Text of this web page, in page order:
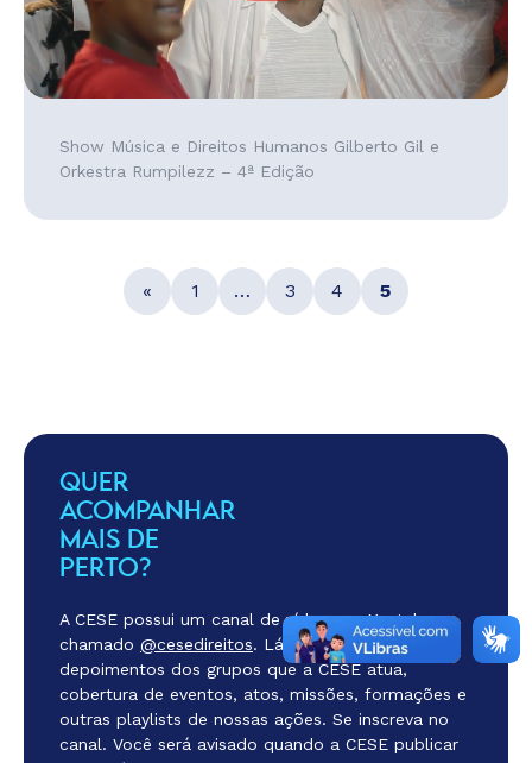
Show Música e Direitos Humanos Gilberto Gil e
Orkestra Rumpilezz – 4ª Edição
« 1 … 3 4 5
QUER
ACOMPANHAR
MAIS DE
PERTO?
A CESE possui um canal de vídeos no Youtube
chamado @cesedireitos. Lá você encontra
depoimentos dos grupos que a CESE atua,
cobertura de eventos, atos, missões, formações e
outras playlists de nossas ações. Se inscreva no
canal. Você será avisado quando a CESE publicar